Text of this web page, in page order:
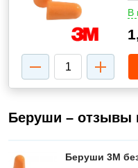
В
Беруши – отзывы
Беруши 3М